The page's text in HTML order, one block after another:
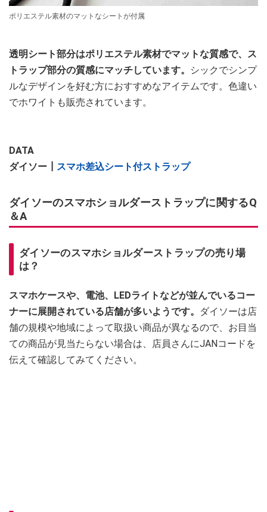
ポリエステル素材のマットなシートが付属
透明シート部分はポリエステル素材でマットな質感で、ス
トラップ部分の質感にマッチしています。
シックでシンプ
ルなデザインを好む方におすすめなアイテムです。色違い
でホワイトも販売されています。
DATA
ダイソー┃ スマホ差込シート付ストラップ
ダイソーのスマホショルダーストラップに関するQ
＆A
ダイソーのスマホショルダーストラップの売り場
は？
スマホケースや、電池、LEDライトなどが並んでいるコー
ナーに展開されている店舗が多いようです。
ダイソーは店
舗の規模や地域によって取扱い商品が異なるので、お目当
ての商品が見当たらない場合は、店員さんにJANコードを
伝えて確認してみてください。